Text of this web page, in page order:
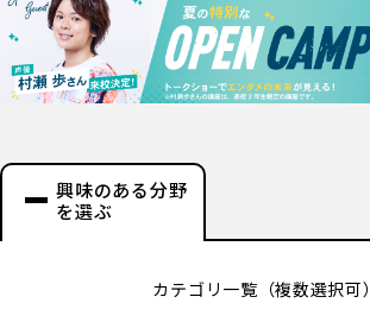
興味のある分野
を選ぶ
カテゴリ一覧（複数選択可）